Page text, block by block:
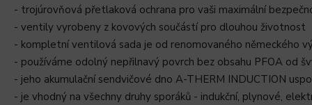
- trojúrovňová přetlaková ochrana pro vaši maximální
- ventily vyrobeny z kovových součástí pro dlouhou životnost
- kompletní ventilová sada je od renomovaného německého
- používáme odolný nepřilnavý povrch bez obsahu PFOA od
- jeho akumulační sendvičové dno A-THERM INDUCTION
- je vhodný na všechny druhy sporáků - indukční, plynové,